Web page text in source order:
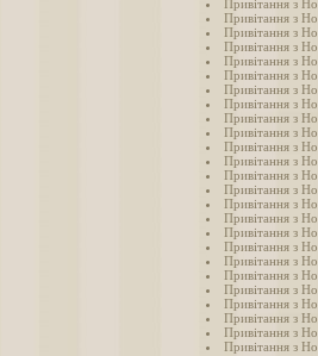
Привітання з
Привітання з
Привітання з
Привітання з
Привітання з
Привітання з
Привітання з
Привітання з
Привітання з
Привітання з
Привітання з
Привітання з
Привітання з
Привітання з
Привітання з
Привітання з
Привітання з
Привітання з
Привітання з
Привітання з
Привітання з
Привітання з
Привітання з
Привітання з
Привітання з